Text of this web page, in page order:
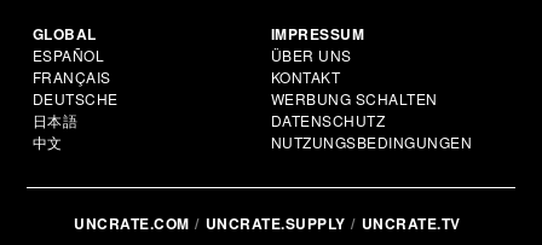
GLOBAL
ESPAÑOL
FRANÇAIS
DEUTSCHE
日本語
中文
IMPRESSUM
ÜBER UNS
KONTAKT
WERBUNG SCHALTEN
DATENSCHUTZ
NUTZUNGSBEDINGUNGEN
UNCRATE.COM UNCRATE.SUPPLY UNCRATE.TV